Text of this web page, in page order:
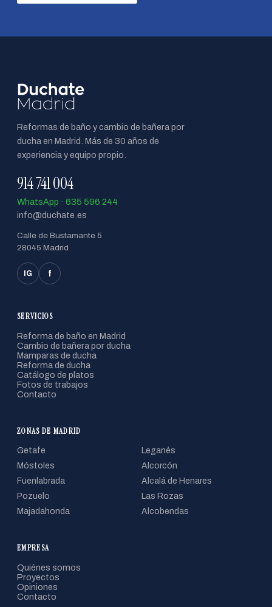
Reformas de baño y cambio de bañera por
ducha en Madrid. Más de 30 años de
experiencia y equipo propio.
914 741 004
WhatsApp · 635 596 244
info@duchate.es
Calle de Bustamante 5
28045 Madrid
IG f
SERVICIOS
Reforma de baño en Madrid
Cambio de bañera por ducha
Mamparas de ducha
Reforma de ducha
Catálogo de platos
Fotos de trabajos
Contacto
ZONAS DE MADRID
Getafe
Leganés
Móstoles
Alcorcón
Fuenlabrada
Alcalá de Henares
Pozuelo
Las Rozas
Majadahonda
Alcobendas
EMPRESA
Quiénes somos
Proyectos
Opiniones
Contacto